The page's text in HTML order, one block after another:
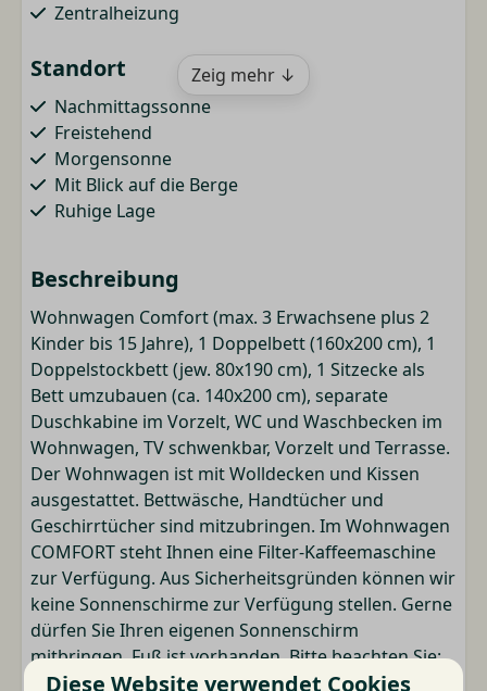
Zentralheizung
Standort
Nachmittagssonne
Freistehend
Morgensonne
Mit Blick auf die Berge
Ruhige Lage
Waschen und Trocknen
Küche
Kühlschrank
Ceran-Kochfeld
Filterkaffeemaschine
Pfannen
Besteck
Esstisch
Schilder
Gläser zum Trinken
Unterhaltung
Wi-Fi
Zeig mehr ↓
Beschreibung
Wohnwagen Comfort (max. 3 Erwachsene plus 2
Kinder bis 15 Jahre), 1 Doppelbett (160x200 cm), 1
Doppelstockbett (jew. 80x190 cm), 1 Sitzecke als
Bett umzubauen (ca. 140x200 cm), separate
Duschkabine im Vorzelt, WC und Waschbecken im
Wohnwagen, TV schwenkbar, Vorzelt und Terrasse.
Der Wohnwagen ist mit Wolldecken und Kissen
ausgestattet. Bettwäsche, Handtücher und
Geschirrtücher sind mitzubringen. Im Wohnwagen
COMFORT steht Ihnen eine Filter-Kaffeemaschine
zur Verfügung. Aus Sicherheitsgründen können wir
keine Sonnenschirme zur Verfügung stellen. Gerne
dürfen Sie Ihren eigenen Sonnenschirm
mitbringen. Fuß ist vorhanden. Bitte beachten Sie:
Auf die erste Nacht wird ein Zuschlag von € 50,00
Diese Website verwendet Cookies